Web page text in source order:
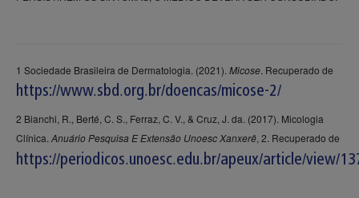
1 Sociedade Brasileira de Dermatologia. (2021). Micose. Recuperado de
https://www.sbd.org.br/doencas/micose-2/
2 Bianchi, R., Berté, C. S., Ferraz, C. V., & Cruz, J. da. (2017). Micologia
Clínica. Anuário Pesquisa E Extensão Unoesc Xanxerê, 2. Recuperado de
https://periodicos.unoesc.edu.br/apeux/article/view/